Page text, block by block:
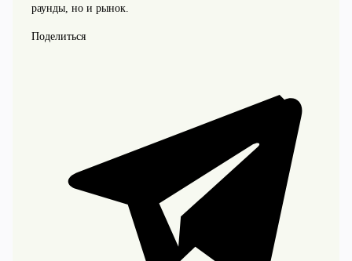
раунды, но и рынок.
Поделиться